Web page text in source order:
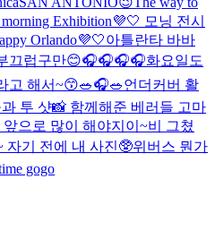
Exhibition💜🤍 모닝 전시
Orlando💜🤍아틀란타 바바
끄럽구만😊🎧🎧🎧🎧화요일도
고 해서~😙🥗🎧🥗언더커버 활
투 샷📸 함께해준 베러들 고마
으로 많이 해야지이~비 그쳤
자기 전에 내 사진🥸위버스 뭔가
gogo